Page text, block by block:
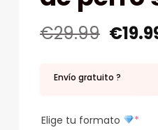
€29.99 €
Envío gratuito ?
Elige tu formato *